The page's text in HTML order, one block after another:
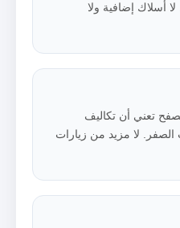
أسلاك إضافية ولا
تعني أن تكاليف
الصفر. لا مزيد من زيارات